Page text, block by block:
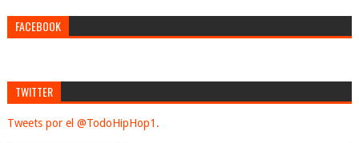
FACEBOOK
TWITTER
Tweets por el @TodoHipHop1.